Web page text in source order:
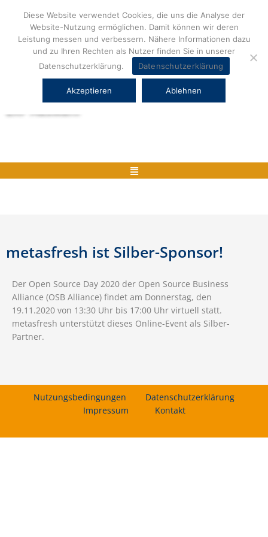
springen
Herstellerneutrale ERP Beratung und
Menü
metasfresh ist Silber-Sponsor!
Der Open Source Day 2020 der Open Source Business
Alliance (OSB Alliance) findet am Donnerstag, den
19.11.2020 von 13:30 Uhr bis 17:00 Uhr virtuell statt.
metasfresh unterstützt dieses Online-Event als Silber-
Partner.
Nutzungsbedingungen
Datenschutzerklärung
Impressum
Kontakt
Diese Website verwendet Cookies, die uns die Analyse der
Website-Nutzung ermöglichen. Damit können wir deren
Leistung messen und verbessern. Nähere Informationen dazu
und zu Ihren Rechten als Nutzer finden Sie in unserer
Datenschutzerklärung.
Datenschutzerklärung
Akzeptieren Ablehnen